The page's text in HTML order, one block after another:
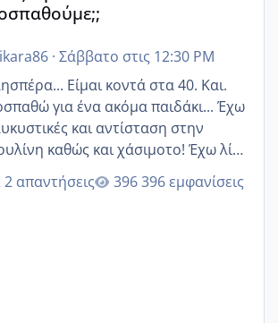
· Σάββατο στις 12:30 PM
Είμαι κοντά στα 40. Και.
για ένα ακόμα παιδάκι... Έχω
και αντίσταση στην
καθώς και χάσιμοτο! Έχω λίγα
παραπάνω και όσο κ αν προσπαθώ
εύκολα! Προσπαθώ για ακόμη
2 απαντήσεις 396 εμφανίσεις